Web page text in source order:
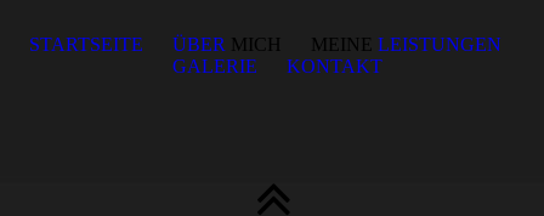
STARTSEITE ÜBER MICH MEINE LEISTUNGEN
GALERIE
KONTAKT